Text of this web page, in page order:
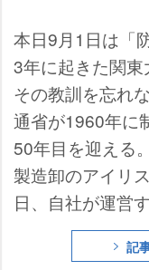
本日9月1日は「
3年に起きた関東
その教訓を忘れ
通省が1960年に
50年目を迎える
製造卸のアイリ
日、自社が運営
「暮らし便利ナ
る会員1,637名記